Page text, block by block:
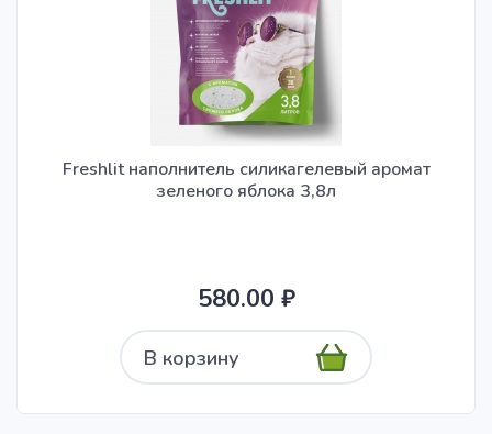
Freshlit наполнитель силикагелевый аромат
зеленого яблока 3,8л
580.00 ₽
В корзину